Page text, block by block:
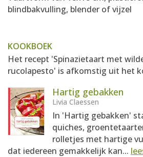
blindbakvulling, blender of vijzel
KOOKBOEK
Het recept 'Spinazietaart met
rucolapesto' is afkomstig uit het
Hartig gebakken
Livia Claessen
In 'Hartig gebakken'
quiches,
rolletjes met hartige
dat iedereen gemakkelijk kan...